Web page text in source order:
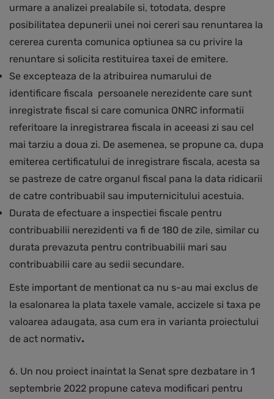
urmare a analizei prealabile si, totodata, despre
posibilitatea depunerii unei noi cereri sau renuntarea la
cererea curenta comunica optiunea sa cu privire la
renuntare si solicita restituirea taxei de emitere.
Se excepteaza de la atribuirea numarului de
identificare fiscala persoanele nerezidente care sunt
inregistrate fiscal si care comunica ONRC informatii
referitoare la inregistrarea fiscala in aceeasi zi sau cel
mai tarziu a doua zi. De asemenea, se propune ca, dupa
emiterea certificatului de inregistrare fiscala, acesta sa
se pastreze de catre organul fiscal pana la data ridicarii
de catre contribuabil sau imputernicitului acestuia.
Durata de efectuare a inspectiei fiscale pentru
contribuabilii nerezidenti va fi de 180 de zile, similar cu
durata prevazuta pentru contribuabilii mari sau
contribuabilii care au sedii secundare.
Este important de mentionat ca nu s-au mai exclus de
la esalonarea la plata taxele vamale, accizele si taxa pe
valoarea adaugata, asa cum era in varianta proiectului
de act normativ.
6. Un nou proiect inaintat la Senat spre dezbatare in 1
septembrie 2022 propune cateva modificari pentru